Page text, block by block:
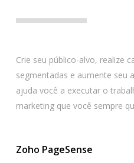
Crie seu público-alvo, realize
segmentadas e aumente seu
ajuda você a executar o
marketing que você sempre
Zoho PageSense